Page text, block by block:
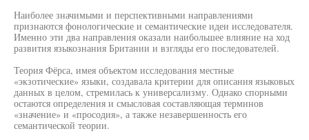
Наиболее значимыми и перспективными направлениями
признаются фонологические и семантические идеи исследователя.
Именно эти два направления оказали наибольшее влияние на ход
развития языкознания Британии и взгляды его последователей.
Теория Фёрса, имея объектом исследования местные
«экзотические» языки, создавала критерии для описания языковых
данных в целом, стремилась к универсализму. Однако спорными
остаются определения и смысловая составляющая терминов
«значение» и «просодия», а также незавершенность его
семантической теории.